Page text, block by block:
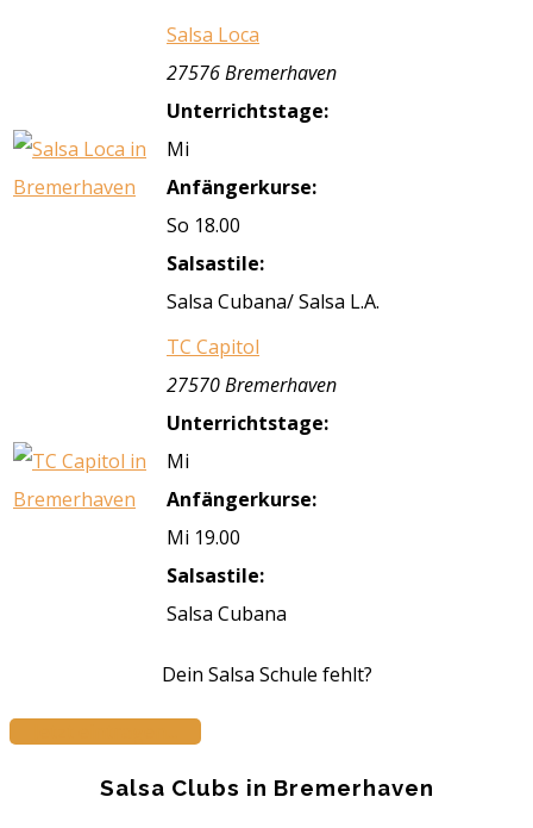
Salsa Loca
27576 Bremerhaven
Unterrichtstage:
Mi
Anfängerkurse:
So 18.00
Salsastile:
Salsa Cubana/ Salsa L.A.
TC Capitol
27570 Bremerhaven
Unterrichtstage:
Mi
Anfängerkurse:
Mi 19.00
Salsastile:
Salsa Cubana
Dein Salsa Schule fehlt?
Salsa Clubs in Bremerhaven